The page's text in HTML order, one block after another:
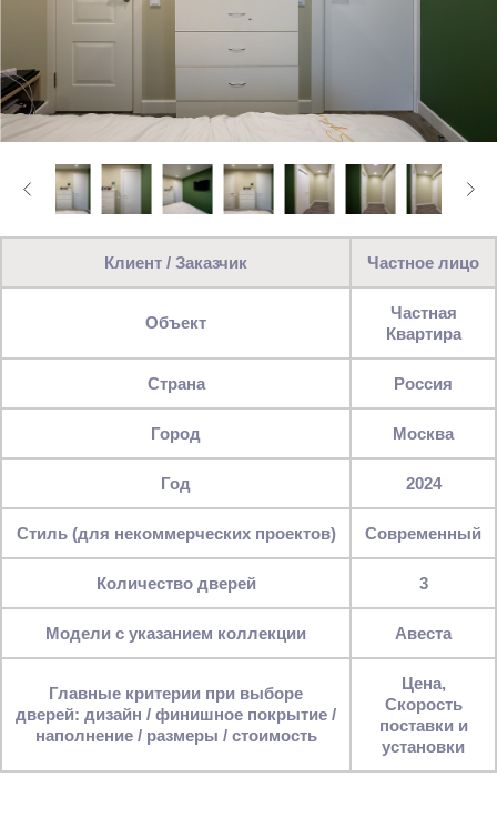
Клиент / Заказчик Частное лицо
Объект
Частная
Квартира
Страна Россия
Город Москва
Год 2024
Стиль (для некоммерческих проектов) Современный
Количество дверей 3
Модели с указанием коллекции Авеста
Главные критерии при выборе
дверей: дизайн / финишное покрытие /
наполнение / размеры / стоимость
Цена,
Скорость
поставки и
установки